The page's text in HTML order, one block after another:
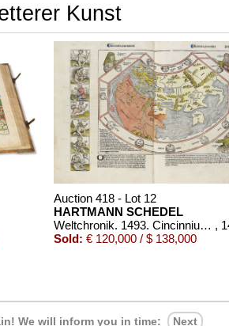
Kunst
Auction 418 - Lot 12
HARTMANN SCHEDEL
Weltchronik. 1493. Cincinnius-Exemplar. ,
Sold: € 120,000 / $ 138,000
We will inform you in time: Next